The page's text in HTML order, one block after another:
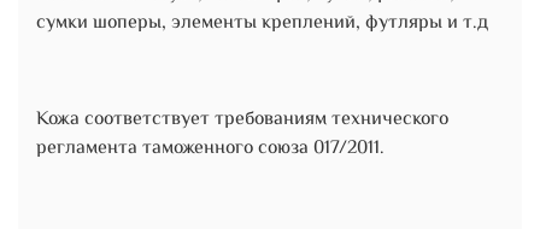
сумки шоперы, элементы креплений, футляры и т.д
Кожа соответствует требованиям технического
регламента таможенного союза 017/2011.